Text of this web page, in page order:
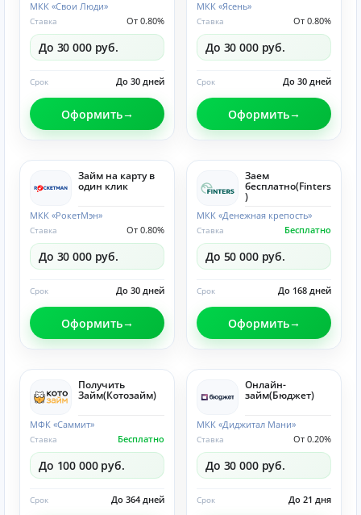
МКК «Свои Люди»
От 0.80%
Ставка
До 30 000 руб.
До 30 дней
Срок
Оформить
МКК «Ясень»
От 0.80%
Ставка
До 30 000 руб.
До 30 дней
Срок
Оформить
Займ на карту в
один клик
МКК «РокетМэн»
От 0.80%
Ставка
До 30 000 руб.
До 30 дней
Срок
Оформить
Заем
бесплатно(Finters
)
МКК «Денежная крепость»
Бесплатно
Ставка
До 50 000 руб.
До 168 дней
Срок
Оформить
Получить
Займ(Котозайм)
МФК «Саммит»
Бесплатно
Ставка
До 100 000 руб.
До 364 дней
Срок
Онлайн-
займ(Бюджет)
МКК «Диджитал Мани»
От 0.20%
Ставка
До 30 000 руб.
До 21 дня
Срок